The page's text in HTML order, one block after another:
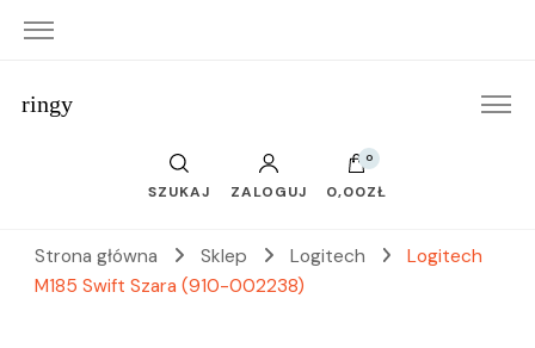
ringy
SZUKAJ ZALOGUJ
0
0,00ZŁ
Strona główna Sklep Logitech
Logitech
M185 Swift Szara (910-002238)